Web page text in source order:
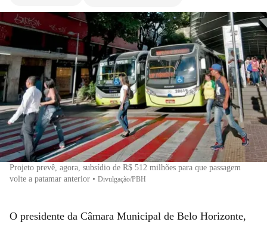
Projeto prevê, agora, subsídio de R$ 512 milhões para que passagem
volte a patamar anterior • Divulgação/PBH
O presidente da Câmara Municipal de Belo Horizonte,